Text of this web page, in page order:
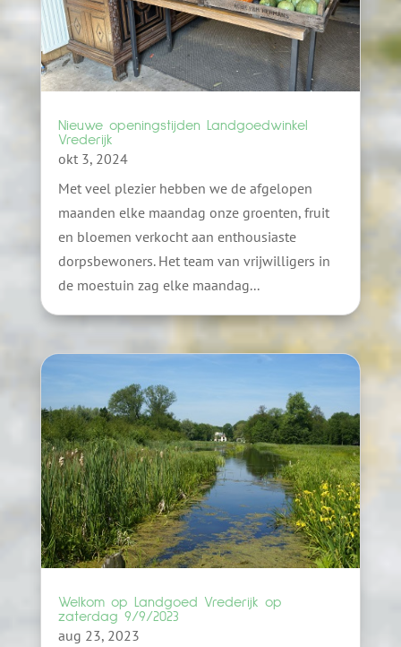
Nieuwe openingstijden Landgoedwinkel
Vrederijk
okt 3, 2024
Met veel plezier hebben we de afgelopen
maanden elke maandag onze groenten, fruit
en bloemen verkocht aan enthousiaste
dorpsbewoners. Het team van vrijwilligers in
de moestuin zag elke maandag...
Welkom op Landgoed Vrederijk op
zaterdag 9/9/2023
aug 23, 2023